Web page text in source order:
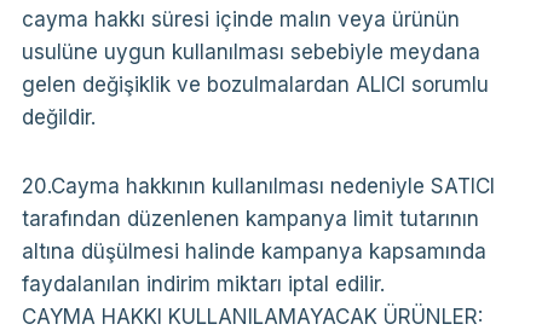
cayma hakkı süresi içinde malın veya ürünün
usulüne uygun kullanılması sebebiyle meydana
gelen değişiklik ve bozulmalardan ALICI sorumlu
değildir.
20.Cayma hakkının kullanılması nedeniyle SATICI
tarafından düzenlenen kampanya limit tutarının
altına düşülmesi halinde kampanya kapsamında
faydalanılan indirim miktarı iptal edilir.
CAYMA HAKKI KULLANILAMAYACAK ÜRÜNLER: